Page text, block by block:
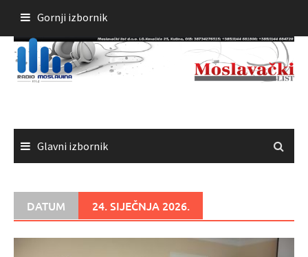
sadržaja
Gornji izbornik
Glavni izbornik
DATUM 24. SIJEČNJA 2026.